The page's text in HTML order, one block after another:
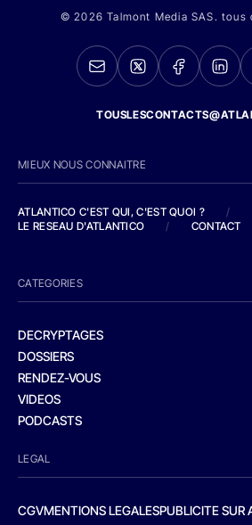
© 2026 Talmont Media SAS. tous
MIEUX NOUS CONNAITRE
ATLANTICO C'EST QUI, C'EST QUOI ?
/
LE RESEAU D'ATLANTICO
/ CONTACT
CATEGORIES
DECRYPTAGES
DOSSIERS
RENDEZ-VOUS
VIDEOS
PODCASTS
LEGAL
CGVMENTIONS LEGALESPUBLICITE SUR